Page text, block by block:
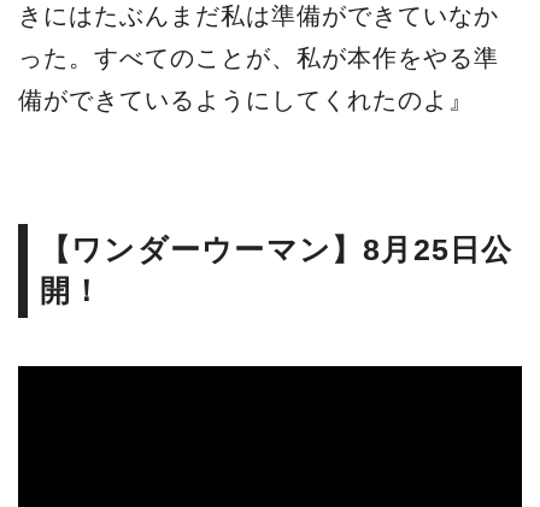
きにはたぶんまだ私は準備ができていなか
った。すべてのことが、私が本作をやる準
備ができているようにしてくれたのよ』
【ワンダーウーマン】8月25日公
開！